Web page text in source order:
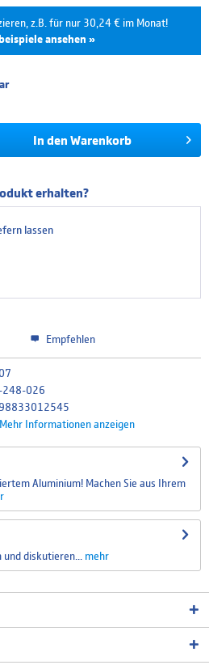
z.B. für nur 30,24 € im Monat!
ansehen »
30,24 € 362,90 €
15,90 € 381,71 €
Beträge und Zinssätze nicht bindend sind. Die finalen
bitte dem Kreditvertrag, welchen Sie vor Abschluss
In den Warenkorb
erhalten?
lassen
Empfehlen
026
Mehr Informationen anzeigen
Aluminium! Machen Sie aus Ihrem
diskutieren...
mehr